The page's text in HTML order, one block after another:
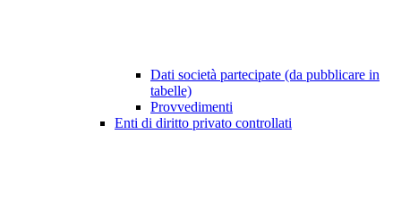
Dati società partecipate (da pubblicare in
tabelle)
Provvedimenti
Enti di diritto privato controllati